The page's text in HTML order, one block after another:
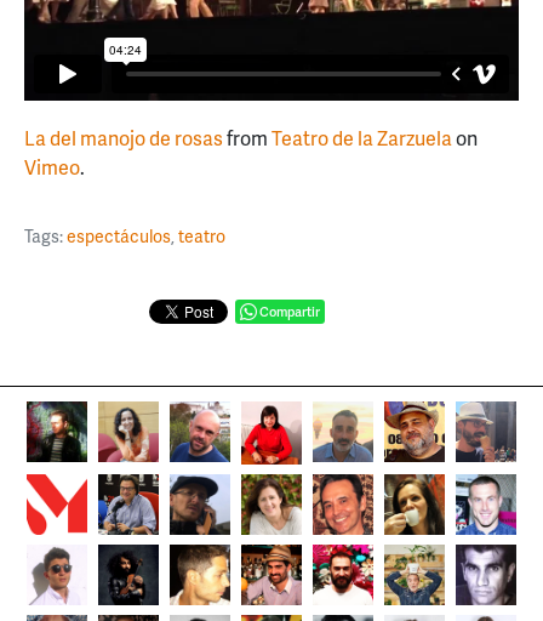
La del manojo de rosasfromTeatro de la Zarzuelaon
Vimeo.
Tags:espectáculos,teatro
Compartir